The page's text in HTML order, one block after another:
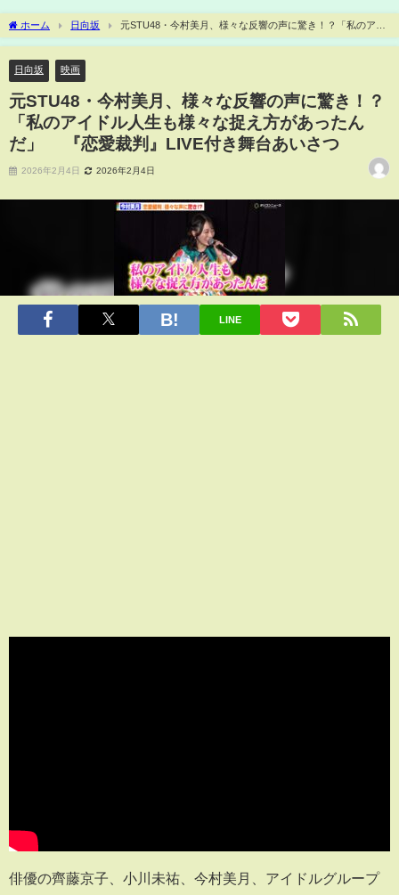
ホーム 日向坂
元STU48・今村美月、様々な反響の声に驚き！？「私のアイ
ドル人生も様々な捉え方があったんだ」 『恋愛裁判』LIVE付き舞台あいさつ
日向坂 映画
元STU48・今村美月、様々な反響の声に驚き！？
「私のアイドル人生も様々な捉え方があったん
だ」 『恋愛裁判』LIVE付き舞台あいさつ
2026年2月4日 2026年2月4日
LINE
俳優の齊藤京子、小川未祐、今村美月、アイドルグループ